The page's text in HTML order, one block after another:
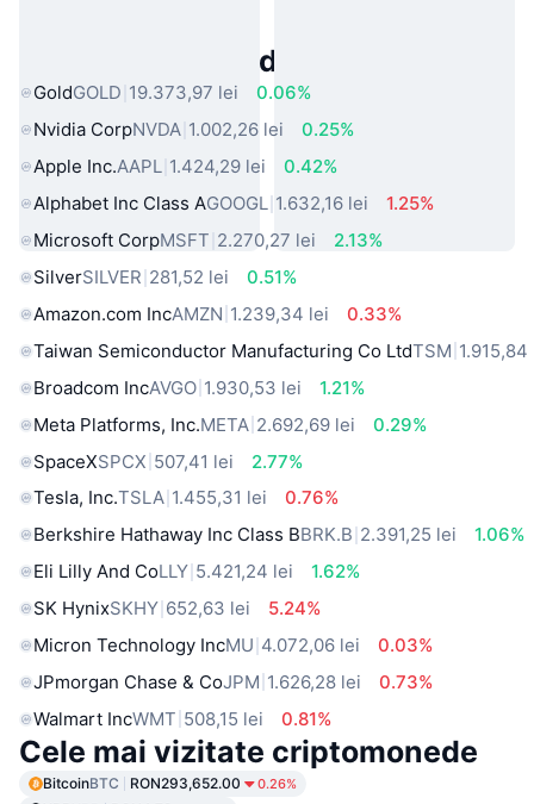
Active Populare din Lumea Reală
GoldGOLD 19.373,97 lei
0.06%
Nvidia CorpNVDA 1.002,26 lei
0.25%
Apple Inc.AAPL 1.424,29 lei
0.42%
Alphabet Inc Class AGOOGL 1.632,16 lei
1.25%
Microsoft CorpMSFT 2.270,27 lei
2.13%
SilverSILVER 281,52 lei
0.51%
Amazon.com IncAMZN 1.239,34 lei
0.33%
Taiwan Semiconductor Manufacturing Co LtdTSM
Broadcom IncAVGO 1.930,53 lei
1.21%
Meta Platforms, Inc.META 2.692,69 lei
0.29%
SpaceXSPCX 507,41 lei
2.77%
Tesla, Inc.TSLA 1.455,31 lei
0.76%
Berkshire Hathaway Inc Class BBRK.B 2.391,25 lei
1.06%
Eli Lilly And CoLLY 5.421,24 lei
1.62%
SK HynixSKHY 652,63 lei
5.24%
Micron Technology IncMU 4.072,06 lei
0.03%
JPmorgan Chase & CoJPM 1.626,28 lei
0.73%
Walmart IncWMT 508,15 lei 0.81%
Cele mai vizitate criptomonede
BitcoinBTC RON293,652.00 0.26%